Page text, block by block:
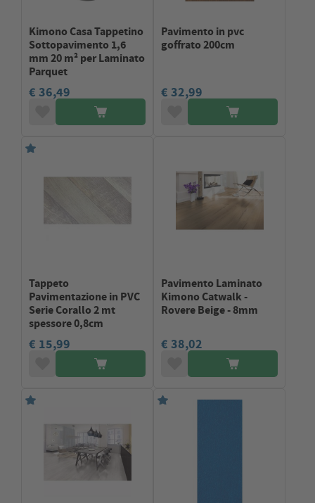
Kimono Casa Tappetino
Sottopavimento 1,6
mm 20 m² per Laminato
Parquet
€ 36,49
Pavimento in pvc
goffrato 200cm
€ 32,99
Tappeto
Pavimentazione in PVC
Serie Corallo 2 mt
spessore 0,8cm
€ 15,99
Pavimento Laminato
Kimono Catwalk -
Rovere Beige - 8mm
€ 38,02